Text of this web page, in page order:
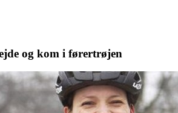
og kom i førertrøjen